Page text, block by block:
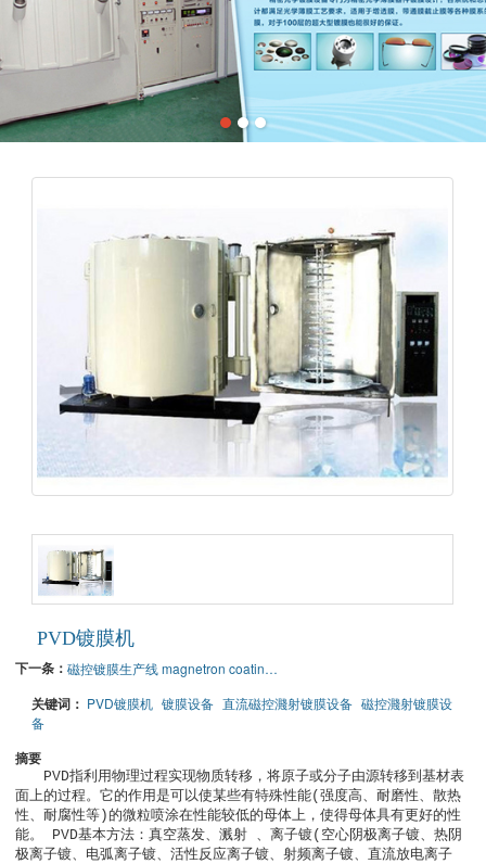
PVD镀膜机
下一条： 磁控镀膜生产线 magnetron coating ling
关键词： PVD镀膜机 镀膜设备 直流磁控濺射镀膜设备 磁控濺射镀膜设
备
摘要
PVD指利用物理过程实现物质转移，将原子或分子由源转移到基材表
面上的过程。它的作用是可以使某些有特殊性能(强度高、耐磨性、散热
性、耐腐性等)的微粒喷涂在性能较低的母体上，使得母体具有更好的性
能。 PVD基本方法：真空蒸发、溅射 、离子镀(空心阴极离子镀、热阴
极离子镀、电弧离子镀、活性反应离子镀、射频离子镀、直流放电离子